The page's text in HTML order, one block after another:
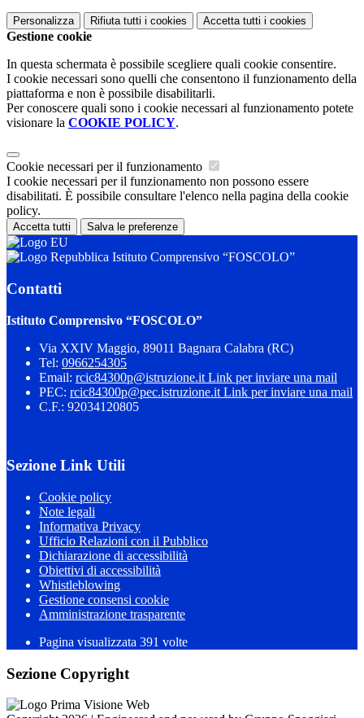
Personalizza Rifiuta tutti i cookies Accetta tutti i cookies
Gestione cookie
In questa schermata è possibile scegliere quali cookie consentire.
I cookie necessari sono quelli che consentono il funzionamento della
piattaforma e non è possibile disabilitarli.
Per conoscere quali sono i cookie necessari al funzionamento potete
visionare la COOKIE POLICY.
Cookie necessari per il funzionamento
I cookie necessari per il funzionamento non possono essere
disabilitati. È possibile consultare l'elenco nella pagina della cookie
policy.
Accetta tutti Salva le preferenze
Istituto Comprensivo “FOSCOLO”
Contatti
Istituto Comprensivo “FOSCOLO”
Via XXIV Maggio, 89011 Bagnara Calabra (RC)
Tel: 0966254305
Email: rcic84300p@istruzione.it Link per inviare una mail
PEC: rcic84300p@pec.istruzione.it Link per inviare una mail
C.F.: 92034120805
Sezione Link Utili
Cookie policy
Note legali
Informativa Privacy
Ufficio Relazioni con il Pubblico
Dichiarazione di accessibilità
Obiettivi di accessibilità
Whistleblowing
Gestione consensi cookie
Amministrazione trasparente
Pagina visualizzata 391 volte
Sezione Copyright